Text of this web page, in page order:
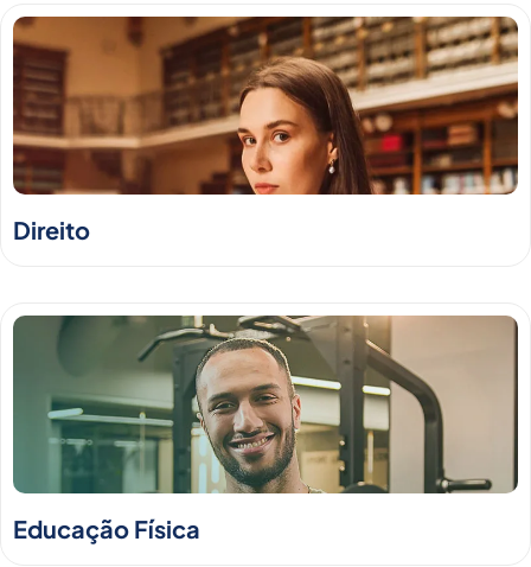
Direito
Educação Física